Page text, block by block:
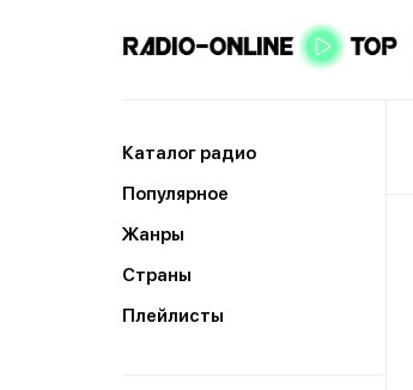
Каталог радио
Популярное
Жанры
Страны
Плейлисты